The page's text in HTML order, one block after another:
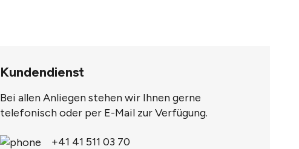
Kundendienst
Bei allen Anliegen stehen wir Ihnen gerne
telefonisch oder per E-Mail zur Verfügung.
+41 41 511 03 70